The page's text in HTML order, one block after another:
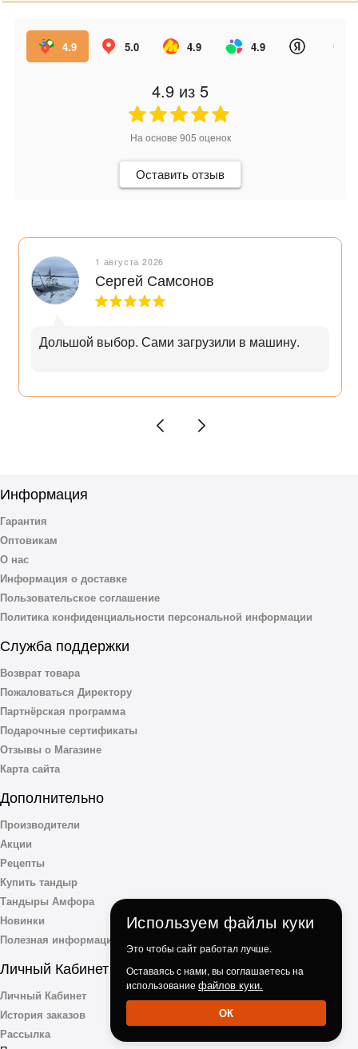
4.9 5.0 4.9 4.9
4.9 из 5
На основе 905 оценок
Оставить отзыв
1 августа 2026
Сергей Самсонов
Дольшой выбор. Сами загрузили в машину.
Информация
Гарантия
Оптовикам
О нас
Информация о доставке
Пользовательское соглашение
Политика конфиденциальности персональной информации
Служба поддержки
Возврат товара
Пожаловаться Директору
Партнёрская программа
Подарочные сертификаты
Отзывы о Магазине
Карта сайта
Дополнительно
Производители
Акции
Рецепты
Купить тандыр
Тандыры Амфора
Новинки
Полезная информация
Личный Кабинет
Личный Кабинет
История заказов
Рассылка
Используем файлы куки
Это чтобы сайт работал лучше.
Оставаясь с нами, вы соглашаетесь на
использование файлов куки.
ОК